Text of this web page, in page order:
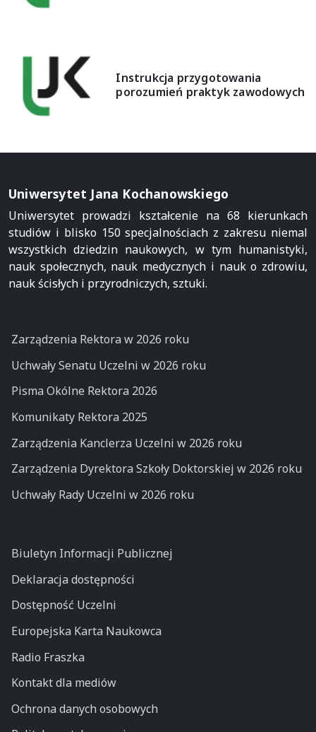
Instrukcja przygotowania
porozumień praktyk zawodowych
Uniwersytet Jana Kochanowskiego
Uniwersytet prowadzi kształcenie na 68 kierunkach
studiów i blisko 150 specjalnościach z zakresu niemal
wszystkich dziedzin naukowych, w tym humanistyki,
nauk społecznych, nauk medycznych i nauk o zdrowiu,
nauk ścisłych i przyrodniczych, sztuki.
Zarządzenia Rektora w 2026 roku
Uchwały Senatu Uczelni w 2026 roku
Pisma Okólne Rektora 2026
Komunikaty Rektora 2025
Zarządzenia Kanclerza Uczelni w 2026 roku
Zarządzenia Dyrektora Szkoły Doktorskiej w 2026 roku
Uchwały Rady Uczelni w 2026 roku
Biuletyn Informacji Publicznej
Deklaracja dostępności
Dostępność Uczelni
Europejska Karta Naukowca
Radio Fraszka
Kontakt dla mediów
Ochrona danych osobowych